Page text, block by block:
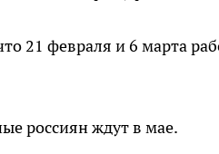
21 февраля и 6 марта
россиян ждут в мае.